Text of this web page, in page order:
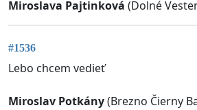
Miroslava Pajtinková (Dolné
#1536
Lebo chcem vedieť
Miroslav Potkány(Brezno Čierny